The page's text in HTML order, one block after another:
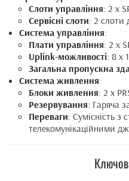
Слоти управління: 2 x
Сервісні слоти: 2 слоти
Система управління:
Плати управління: 2 x
Uplink-можливості: 8 x
Загальна пропускна
Система живлення:
Блоки живлення: 2 x
Резервування: Гаряча
Переваги: Сумісність з
телекомунікаційними